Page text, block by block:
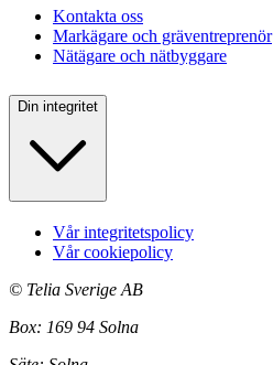
Kontakta oss
Markägare och gräventreprenör
Nätägare och nätbyggare
Din integritet
Vår integritetspolicy
Vår cookiepolicy
© Telia Sverige AB
Box: 169 94 Solna